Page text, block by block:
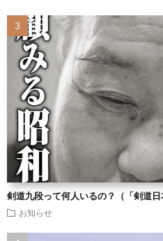
剣道九段って何人いるの？（「剣道日
お知らせ